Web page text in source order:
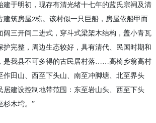
建于明初，现存有清光绪十七年的蓝氏宗祠及清
建筑房屋2栋。该村似一只巨船，房屋依船甲而
阔三开间二进式，穿斗式梁架木结构，盖小青瓦
护完整，周边生态较好，具有清代、民国时期和
是我县不可多得的古民居村落
高椅乡翁高村
作田山、西至下头山、南至冲脚塘、北至界头
居建设控制地带范围：东至岩山头、西至下头
杉木塆。 ”